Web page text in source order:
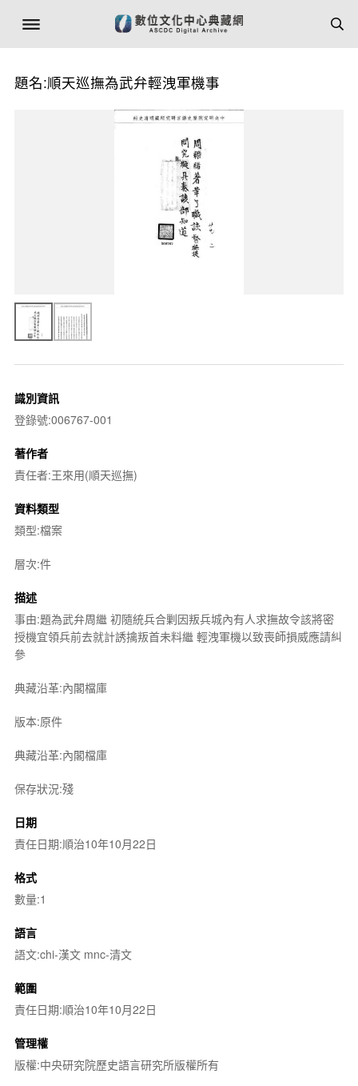
題名:順天巡撫為武弁輕洩軍機事
識別資訊
登錄號:006767-001
著作者
責任者:王來用(順天巡撫)
資料類型
類型:檔案
層次:件
描述
事由:題為武弁周繼 初隨統兵合剿因叛兵城內有人求撫故令該將密
授機宜領兵前去就計誘擒叛首未料繼 輕洩軍機以致喪師損威應請糾
參
典藏沿革:內閣檔庫
版本:原件
典藏沿革:內閣檔庫
保存狀況:殘
日期
責任日期:順治10年10月22日
格式
數量:1
語言
語文:chi-漢文 mnc-清文
範圍
責任日期:順治10年10月22日
管理權
版權:中央研究院歷史語言研究所版權所有